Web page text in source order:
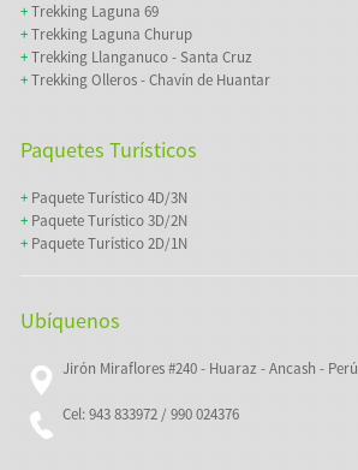
+Trekking Laguna 69
+Trekking Laguna Churup
+Trekking Llanganuco - Santa Cruz
+Trekking Olleros - Chavín de Huantar
Paquetes Turísticos
+ Paquete Turístico 4D/3N
+ Paquete Turístico 3D/2N
+ Paquete Turístico 2D/1N
Ubíquenos
Jirón Miraflores #240 - Huaraz - Ancash - Perú
Cel: 943 833972 / 990 024376